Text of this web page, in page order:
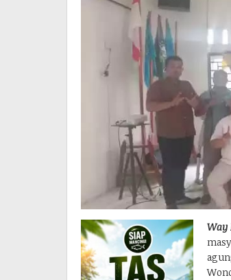
Way